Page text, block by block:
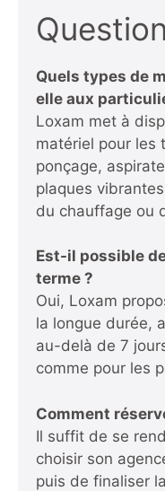
Quels types de
elle aux
Loxam met à
matériel pour les
ponçage,
plaques
du chauffage ou
Est-il possible
terme ?
Oui, Loxam
la longue durée,
au-delà de 7
comme pour les
Comment
Il suffit de se
choisir son
puis de finaliser